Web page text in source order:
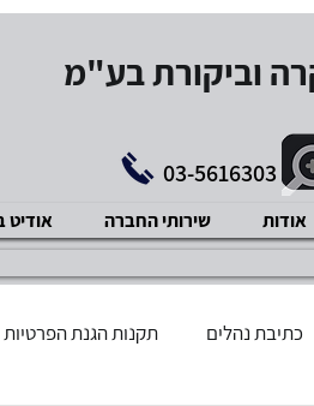
וביקורת בע"מ
03-5616303
אודות שירותי החברה
כתיבת נהלים תקנות הגנת הפרטיות